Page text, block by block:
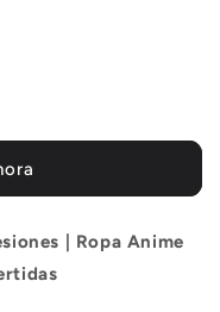
| Ropa Anime